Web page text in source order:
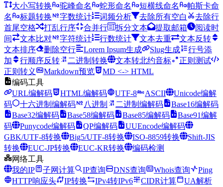
大小写转换
驼峰命名 蛇形命名 短横线命名
帕斯卡命
名
标题转换 字数统计 词频分析 去除所有空白
去除行
首尾空格
打乱行序 合并行 拆分文本 提取邮箱
阅读时
间
文本比对 字符统计 行数统计 文本去重
文本反转
文本排序
删除空行 Lorem Ipsum生成 Slug生成
行号添
加
行顺序反转 二进制转换 文本转北约音标
正则测试
正则转义
Markdown预览
MD <-> HTML
编码工具
URL编解码
HTML编解码 UTF-8 ASCII
Unicode编解
码
十六进制编解码 八进制 二进制编解码
Base16编解码
Base32编解码
Base58编解码 Base85编解码
Base91编解
码
Punycode编解码 QP编解码
UUEncode编解码
GBK/UTF-8转换
Big5/UTF-8转换 ISO-8859转换
Shift-JIS
转换
EUC-JP转换 EUC-KR转换
编码检测
网络工具
我的IP
子网计算 IP查询 DNS查询 Whois查询
Ping
HTTP响应头
IP转换 IPv4转IPv6 CIDR计算
UA解析